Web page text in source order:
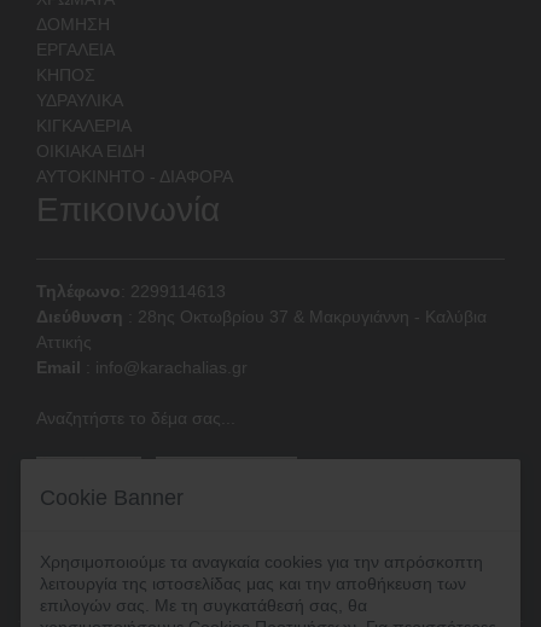
ΔΟΜΗΣΗ
ΕΡΓΑΛΕΙΑ
ΚΗΠΟΣ
ΥΔΡΑΥΛΙΚΑ
ΚΙΓΚΑΛΕΡΙΑ
ΟΙΚΙΑΚΑ ΕΙΔΗ
ΑΥΤΟΚΙΝΗΤΟ - ΔΙΑΦΟΡΑ
Επικοινωνία
Τηλέφωνο : 2299114613
Διεύθυνση
28ης Οκτωβρίου 37 & Μακρυγιάννη - Καλύβια
Αττικής
Email
info@karachalias.gr
Αναζητήστε το δέμα σας...
Cookie Banner
Χρησιμοποιούμε τα αναγκαία cookies για την απρόσκοπτη
λειτουργία της ιστοσελίδας μας και την αποθήκευση των
επιλογών σας. Με τη συγκατάθεσή σας, θα